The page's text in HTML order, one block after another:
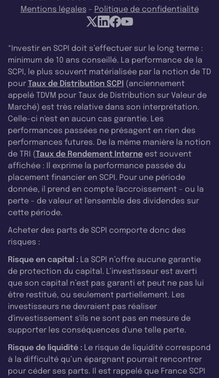
Mentions légales - Politique de confidentialité
*Investir en SCPI doit s’effectuer sur le long terme :
minimum de 10 ans conseillé. La performance de la
SCPI, le plus souvent matérialisée par la notion de TD
pour Taux de Distribution SCPI (anciennement
appelé TDVM pour Taux de Distribution sur Valeur de
Marché) est très relative dans son interprétation.
Celle-ci n'est en aucun cas garantie. Les
performances passées ne présagent en rien des
performances futures. De la même manière la notion
de TRI (Taux de Rendement Interne est souvent
affichée : Il exprime la performance passée du
placement financier en SCPI. Pour une période
donnée, il prend en compte l'accroissement - ou la
perte - de valeur et l'ensemble des dividendes sur
cette période.
Acheter des parts de SCPI comporte donc des
risques :
Risque en capital : La SCPI n’offre aucune garantie
de protection du capital. L’investisseur est averti
que son capital n’est pas garanti et peut ne pas lui
être restitué, ou seulement partiellement. Les
investisseurs ne devraient pas réaliser
d'investissement s'ils ne sont pas en mesure de
supporter les conséquences d'une telle perte.
Risque de liquidité : Le risque de liquidité correspond
à la difficulté qu’un épargnant pourrait rencontrer
pour céder ses parts. Il est rappelé que France SCPI